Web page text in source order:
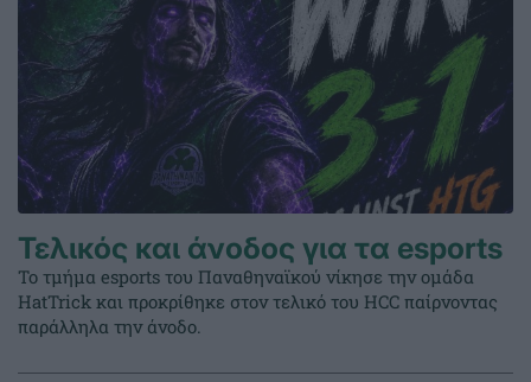
Τελικός και άνοδος για τα esports
Το τμήμα esports του Παναθηναϊκού νίκησε την ομάδα
HatTrick και προκρίθηκε στον τελικό του HCC παίρνοντας
παράλληλα την άνοδο.